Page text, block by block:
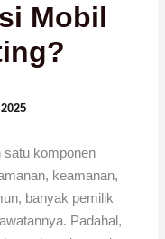
Mobil
satu komponen
keamanan,
banyak pemilik
Padahal,